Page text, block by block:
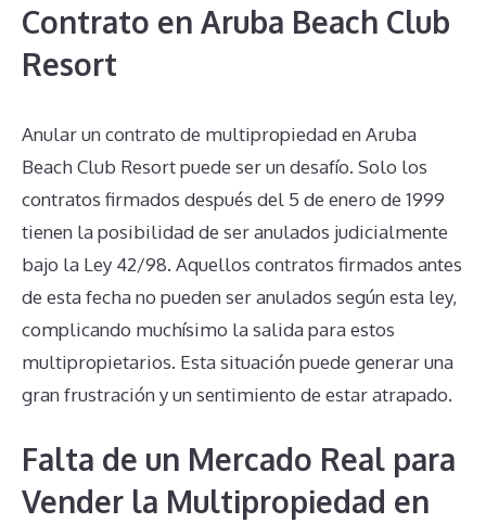
Contrato en Aruba Beach Club
Resort
Anular un contrato de multipropiedad en Aruba
Beach Club Resort puede ser un desafío. Solo los
contratos firmados después del 5 de enero de 1999
tienen la posibilidad de ser anulados judicialmente
bajo la Ley 42/98. Aquellos contratos firmados antes
de esta fecha no pueden ser anulados según esta ley,
complicando muchísimo la salida para estos
multipropietarios. Esta situación puede generar una
gran frustración y un sentimiento de estar atrapado.
Falta de un Mercado Real para
Vender la Multipropiedad en